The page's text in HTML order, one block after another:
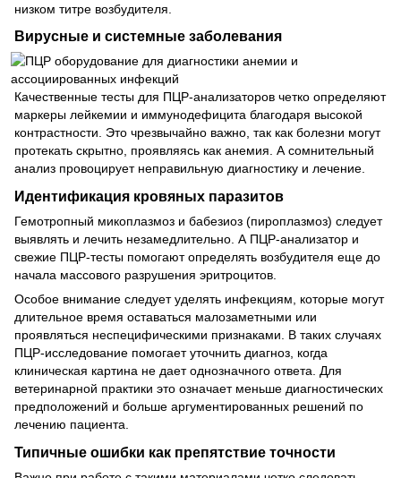
низком титре возбудителя.
Вирусные и системные заболевания
Качественные тесты для ПЦР-анализаторов четко определяют
маркеры лейкемии и иммунодефицита благодаря высокой
контрастности. Это чрезвычайно важно, так как болезни могут
протекать скрытно, проявляясь как анемия. А сомнительный
анализ провоцирует неправильную диагностику и лечение.
Идентификация кровяных паразитов
Гемотропный микоплазмоз и бабезиоз (пироплазмоз) следует
выявлять и лечить незамедлительно. А ПЦР-анализатор и
свежие ПЦР-тесты помогают определять возбудителя еще до
начала массового разрушения эритроцитов.
Особое внимание следует уделять инфекциям, которые могут
длительное время оставаться малозаметными или
проявляться неспецифическими признаками. В таких случаях
ПЦР-исследование помогает уточнить диагноз, когда
клиническая картина не дает однозначного ответа. Для
ветеринарной практики это означает меньше диагностических
предположений и больше аргументированных решений по
лечению пациента.
Типичные ошибки как препятствие точности